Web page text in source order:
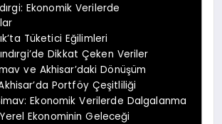
Ekonomik Verilerde
Tüketici Eğilimleri
Dikkat Çeken Veriler
ve Akhisar’daki Dönüşüm
Portföy Çeşitliliği
Ekonomik Verilerde Dalgalanma
Ekonominin Geleceği